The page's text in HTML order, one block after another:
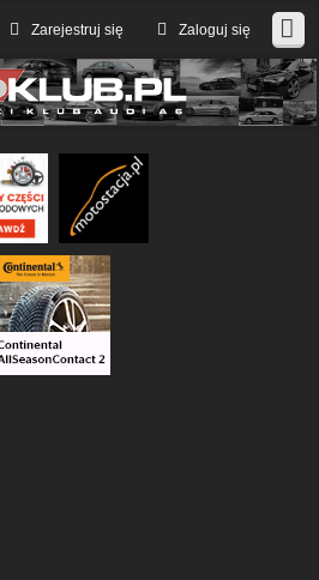
Zaloguj się
Zarejestruj się